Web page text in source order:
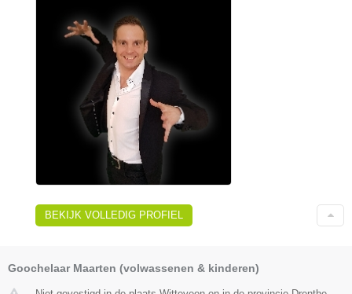
BEKIJK VOLLEDIG PROFIEL
Goochelaar Maarten (volwassenen & kinderen)